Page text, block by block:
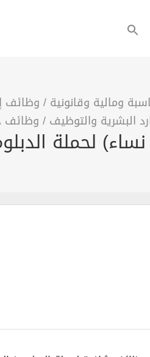
ومالية وقانونية / وظائف
البشرية والتوظيف / وظائف
لحملة